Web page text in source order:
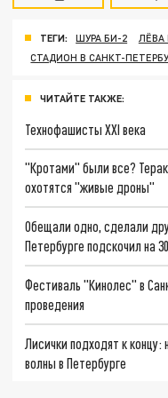
ТЕГИ: ШУРА БИ-2 ЛЁВА
СТАДИОН В САНКТ-
ЧИТАЙТЕ ТАКЖЕ:
Технофашисты XXI века
"Кротами" были все?
охотятся "живые дроны"
Обещали одно, сделали
Петербурге подскочил на
Фестиваль "Кинолес" в
проведения
Лисички подходят к
волны в Петербурге